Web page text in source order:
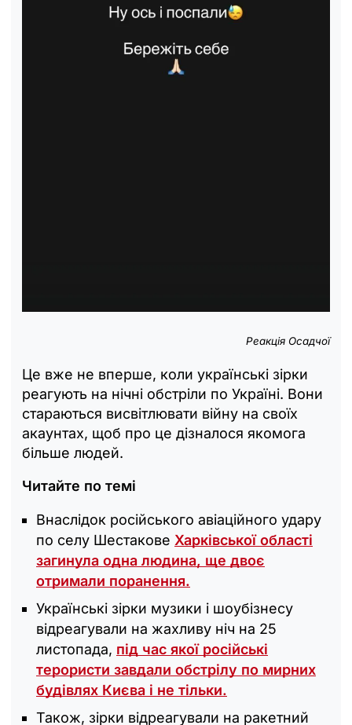
Реакція Осадчої
Це вже не вперше, коли українські зірки
реагують на нічні обстріли по Україні. Вони
стараються висвітлювати війну на своїх
акаунтах, щоб про це дізналося якомога
більше людей.
Читайте по темі
Внаслідок російського авіаційного удару
по селу Шестакове Харківської області
загинула одна людина, ще двоє
отримали поранення.
Українські зірки музики і шоубізнесу
відреагували на жахливу ніч на 25
листопада, під час якої російські
терористи завдали обстрілу по мирних
будівлях Києва і не тільки.
Також, зірки відреагували на ракетний